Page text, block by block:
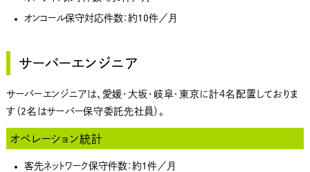
オンコール保守対応件数：約10件／月
サーバーエンジニア
サーバーエンジニアは、愛媛・大坂・岐阜・東京に計４名配置しておりま
す（2名はサーバー保守委託先社員）。
オペレーション統計
客先ネットワーク保守件数：約1件／月